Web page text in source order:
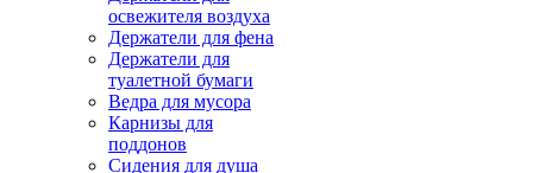
освежителя воздуха
Держатели для фена
Держатели для
туалетной бумаги
Ведра для мусора
Карнизы для
поддонов
Сидения для душа